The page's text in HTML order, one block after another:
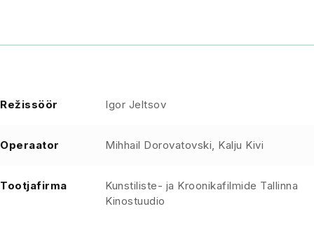
Režissöör Igor Jeltsov
Operaator Mihhail Dorovatovski, Kalju Kivi
Tootjafirma
Kunstiliste- ja Kroonikafilmide Tallinna
Kinostuudio